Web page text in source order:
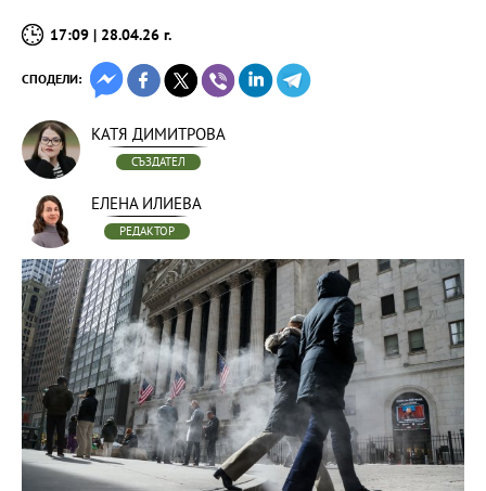
17:09 | 28.04.26 г.
СПОДЕЛИ:
КАТЯ ДИМИТРОВА
СЪЗДАТЕЛ
ЕЛЕНА ИЛИЕВА
РЕДАКТОР